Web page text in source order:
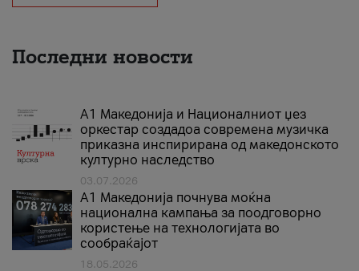
Последни новости
А1 Македонија и Националниот џез
оркестар создадоа современа музичка
приказна инспирирана од македонското
културно наследство
03.07.2026
A1 Македонија почнува моќна
национална кампања за поодговорно
користење на технологијата во
сообраќајот
18.05.2026